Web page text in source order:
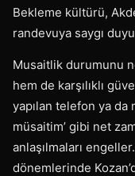
Bekleme kültürü,
randevuya saygı
Musaitlik durumunu
hem de karşılıklı
yapılan telefon ya da
müsaitim’ gibi net
anlaşılmaları
dönemlerinde